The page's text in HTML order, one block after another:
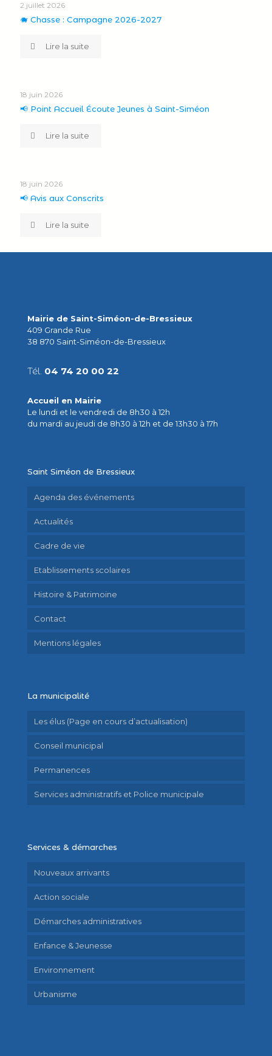
2 juillet 2026
🐗 Chasse : Campagne 2026-2027
Lire la suite
18 juin 2026
📢 Point Accueil Écoute Jeunes à Saint-Siméon
Lire la suite
18 juin 2026
📢 Avis aux Conscrits
Lire la suite
Mairie de Saint-Siméon-de-Bressieux
409 Grande Rue
38 870 Saint-Siméon-de-Bressieux
Tél. 04 74 20 00 22
Accueil en Mairie
Le lundi et le vendredi de 8h30 à 12h
du mardi au jeudi de 8h30 à 12h et de 13h30 à 17h
Saint Siméon de Bressieux
Agenda des événements
Actualités
Cadre de vie
Etablissements scolaires
Histoire & Patrimoine
Contact
Mentions légales
La municipalité
Les élus (Page en cours d’actualisation)
Conseil municipal
Permanences
Services administratifs et Police municipale
Services & démarches
Nouveaux arrivants
Action sociale
Démarches administratives
Enfance & Jeunesse
Environnement
Urbanisme